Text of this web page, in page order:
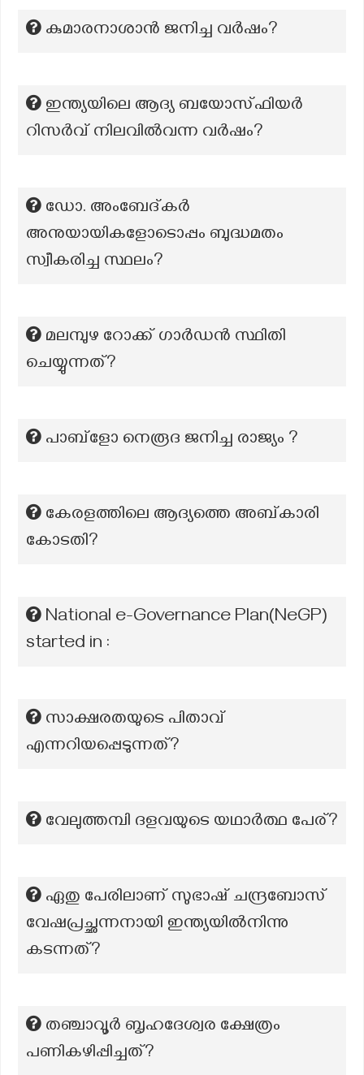
കുമാരനാശാൻ ജനിച്ച വർഷം?
ഇന്ത്യയിലെ ആദ്യ ബയോസ്ഫിയർ
റിസർവ് നിലവിൽവന്ന വർഷം?
ഡോ. അംബേദ്കർ
അനുയായികളോടൊപ്പം ബുദ്ധമതം
സ്വീകരിച്ച സ്ഥലം?
മലമ്പുഴ റോക്ക് ഗാര്‍ഡന്‍ സ്ഥിതി
ചെയ്യുന്നത്?
പാബ്ളോ നെരൂദ ജനിച്ച രാജ്യം ?
കേരളത്തിലെ ആദ്യത്തെ അബ്കാരി
കോടതി?
National e-Governance Plan(NeGP)
started in :
സാക്ഷരതയുടെ പിതാവ്
എന്നറിയപ്പെടുന്നത്?
വേലുത്തമ്പി ദളവയുടെ യഥാർത്ഥ പേര്?
ഏതു പേരിലാണ് സുഭാഷ് ചന്ദ്രബോസ്
വേഷപ്രച്ഛന്നനായി ഇന്ത്യയിൽനിന്നു
കടന്നത്?
തഞ്ചാവൂർ ബൃഹദേശ്വര ക്ഷേത്രം
പണികഴിപ്പിച്ചത്?